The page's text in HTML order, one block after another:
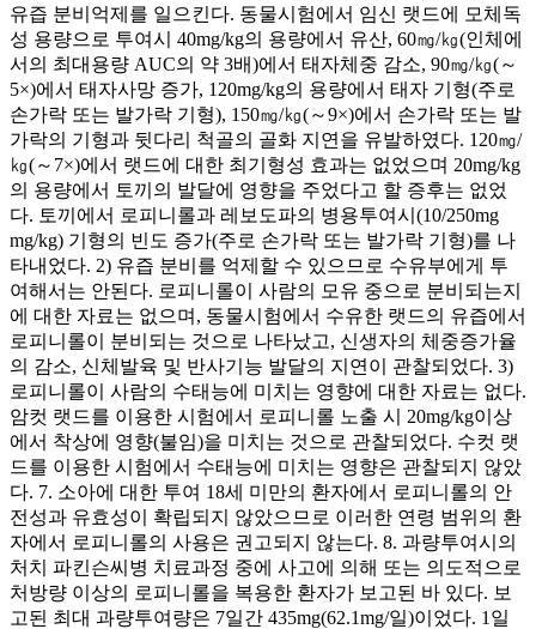
유즙 분비억제를 일으킨다. 동물시험에서 임신 랫드에 모체독
성 용량으로 투여시 40mg/kg의 용량에서 유산, 60㎎/㎏(인체에
서의 최대용량 AUC의 약 3배)에서 태자체중 감소, 90㎎/㎏(～
5×)에서 태자사망 증가, 120mg/kg의 용량에서 태자 기형(주로
손가락 또는 발가락 기형), 150㎎/㎏(～9×)에서 손가락 또는 발
가락의 기형과 뒷다리 척골의 골화 지연을 유발하였다. 120㎎/
㎏(～7×)에서 랫드에 대한 최기형성 효과는 없었으며 20mg/kg
의 용량에서 토끼의 발달에 영향을 주었다고 할 증후는 없었
다. 토끼에서 로피니롤과 레보도파의 병용투여시(10/250mg
mg/kg) 기형의 빈도 증가(주로 손가락 또는 발가락 기형)를 나
타내었다. 2) 유즙 분비를 억제할 수 있으므로 수유부에게 투
여해서는 안된다. 로피니롤이 사람의 모유 중으로 분비되는지
에 대한 자료는 없으며, 동물시험에서 수유한 랫드의 유즙에서
로피니롤이 분비되는 것으로 나타났고, 신생자의 체중증가율
의 감소, 신체발육 및 반사기능 발달의 지연이 관찰되었다. 3)
로피니롤이 사람의 수태능에 미치는 영향에 대한 자료는 없다.
암컷 랫드를 이용한 시험에서 로피니롤 노출 시 20mg/kg이상
에서 착상에 영향(불임)을 미치는 것으로 관찰되었다. 수컷 랫
드를 이용한 시험에서 수태능에 미치는 영향은 관찰되지 않았
다. 7. 소아에 대한 투여 18세 미만의 환자에서 로피니롤의 안
전성과 유효성이 확립되지 않았으므로 이러한 연령 범위의 환
자에서 로피니롤의 사용은 권고되지 않는다. 8. 과량투여시의
처치 파킨슨씨병 치료과정 중에 사고에 의해 또는 의도적으로
처방량 이상의 로피니롤을 복용한 환자가 보고된 바 있다. 보
고된 최대 과량투여량은 7일간 435mg(62.1mg/일)이었다. 1일